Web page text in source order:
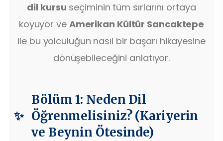
dil kursu seçiminin tüm sırlarını ortaya
koyuyor ve Amerikan Kültür Sancaktepe
ile bu yolculuğun nasıl bir başarı hikayesine
dönüşebileceğini anlatıyor.
Bölüm 1: Neden Dil
Öğrenmelisiniz? (Kariyerin
ve Beynin Ötesinde)